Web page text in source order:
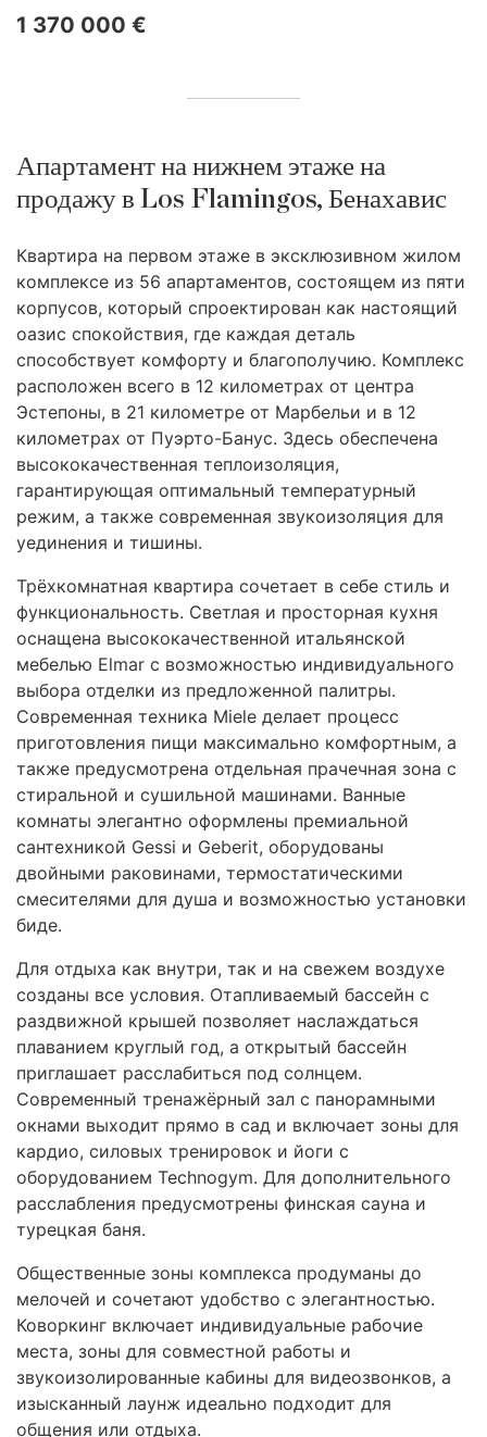
1 370 000 €
Апартамент на нижнем этаже на
продажу в Los Flamingos, Бенахавис
Квартира на первом этаже в эксклюзивном жилом
комплексе из 56 апартаментов, состоящем из пяти
корпусов, который спроектирован как настоящий
оазис спокойствия, где каждая деталь
способствует комфорту и благополучию. Комплекс
расположен всего в 12 километрах от центра
Эстепоны, в 21 километре от Марбельи и в 12
километрах от Пуэрто-Банус. Здесь обеспечена
высококачественная теплоизоляция,
гарантирующая оптимальный температурный
режим, а также современная звукоизоляция для
уединения и тишины.
Трёхкомнатная квартира сочетает в себе стиль и
функциональность. Светлая и просторная кухня
оснащена высококачественной итальянской
мебелью Elmar с возможностью индивидуального
выбора отделки из предложенной палитры.
Современная техника Miele делает процесс
приготовления пищи максимально комфортным, а
также предусмотрена отдельная прачечная зона с
стиральной и сушильной машинами. Ванные
комнаты элегантно оформлены премиальной
сантехникой Gessi и Geberit, оборудованы
двойными раковинами, термостатическими
смесителями для душа и возможностью установки
биде.
Для отдыха как внутри, так и на свежем воздухе
созданы все условия. Отапливаемый бассейн с
раздвижной крышей позволяет наслаждаться
плаванием круглый год, а открытый бассейн
приглашает расслабиться под солнцем.
Современный тренажёрный зал с панорамными
окнами выходит прямо в сад и включает зоны для
кардио, силовых тренировок и йоги с
оборудованием Technogym. Для дополнительного
расслабления предусмотрены финская сауна и
турецкая баня.
Общественные зоны комплекса продуманы до
мелочей и сочетают удобство с элегантностью.
Коворкинг включает индивидуальные рабочие
места, зоны для совместной работы и
звукоизолированные кабины для видеозвонков, а
изысканный лаунж идеально подходит для
общения или отдыха.